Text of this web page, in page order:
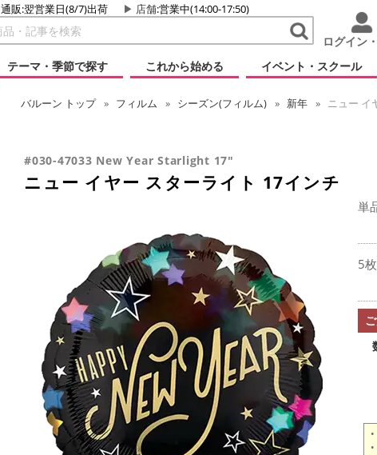
通販:翌営業日(8/7)出荷 店舗:営業中(14:00-17:50)
ログイン
テーマ・季節で探す
これから始める イベント・スクール
バルーン トップ フィルム シーズン(フィルム) 新年 ニュー イ
#030-47033 New Year Starlight 17"
ニュー イヤー スターライト 17インチ
単
5